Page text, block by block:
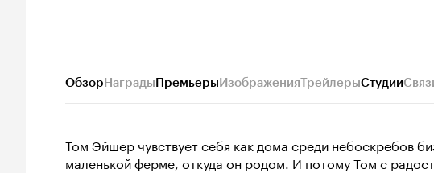
ОбзорНаградыПремьерыИзображенияТрейлерыСтудии
Том Эйшер чувствует себя как дома среди небоскребов
маленькой ферме, откуда он родом. И потому Том с